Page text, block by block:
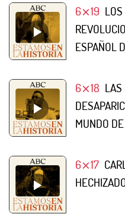
6⨯19
ESPAÑOL
6⨯18 LAS
MUNDO
6⨯17